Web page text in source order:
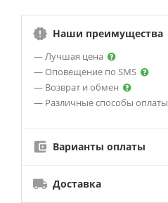
Наши преимущества
— Лучшая цена
— Оповещение по SMS
— Возврат и обмен
— Различные способы оплаты
Варианты оплаты
Доставка